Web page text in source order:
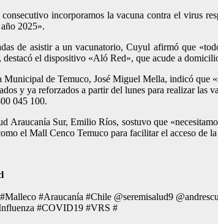
incorporamos la vacuna contra el virus
2025».
de asistir a un vacunatorio, Cuyul afirmó que
el dispositivo «Aló Red», que acude a
de Temuco, José Miguel Mella, indicó que
y ya reforzados a partir del lunes para realizar las
045 100.
Araucanía Sur, Emilio Ríos, sostuvo que
el Mall Cenco Temuco para facilitar el acceso de
#Araucanía #Chile @seremisalud9
#COVID19 #VRS #